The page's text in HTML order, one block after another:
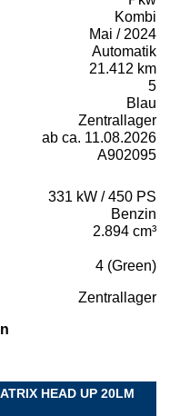
Kombi
Mai / 2024
Automatik
21.412 km
5
Blau
Zentrallager
ab ca. 11.08.2026
A902095
331 kW / 450 PS
Benzin
2.894 cm³
4 (Green)
Zentrallager
HEAD UP 20LM